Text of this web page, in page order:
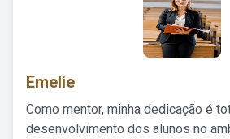
Emelie
Como mentor, minha dedicação é
desenvolvimento dos alunos no